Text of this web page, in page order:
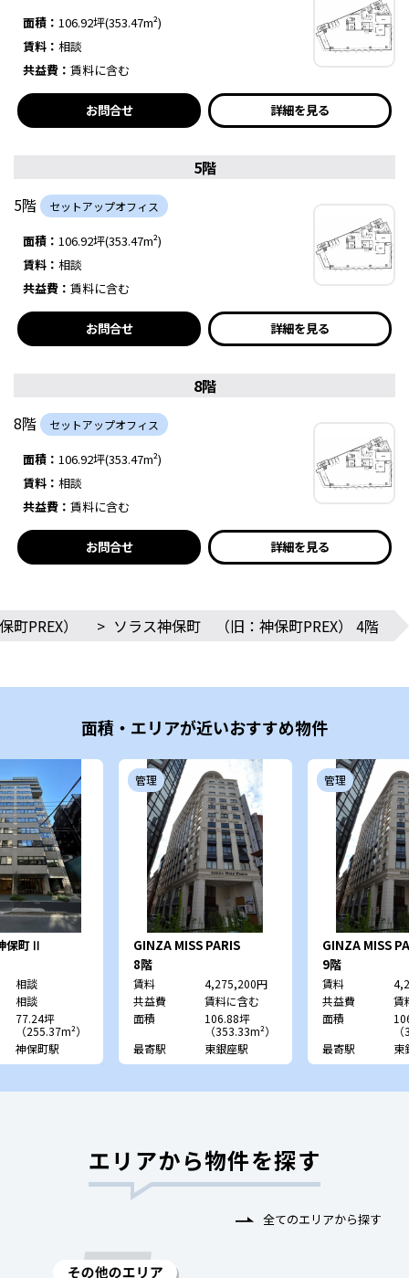
面積： 106.92坪(353.47m²)
賃料： 相談
共益費： 賃料に含む
お問合せ 詳細を見る
5階
5階
セットアップオフィス
面積： 106.92坪(353.47m²)
賃料： 相談
共益費： 賃料に含む
お問合せ 詳細を見る
8階
8階
セットアップオフィス
面積： 106.92坪(353.47m²)
賃料： 相談
共益費： 賃料に含む
お問合せ 詳細を見る
PREX） > ソラス神保町 （旧：神保町PREX） 4階
面積・エリアが近いおすすめ物件
保町Ⅱ
相談
相談
77.24坪
（255.37m²）
神保町駅
管理
GINZA MISS PARIS
8階
賃料
4,275,200円
共益費
賃料に含む
面積
106.88坪
（353.33m²）
最寄駅
東銀座駅
管理
GINZA MISS
9階
賃料
共益費
賃
面積
最寄駅
東
エリアから物件を探す
全てのエリアから探す